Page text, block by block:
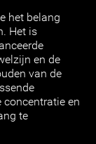
het belang
Het is
en de
van de
concentratie en
te